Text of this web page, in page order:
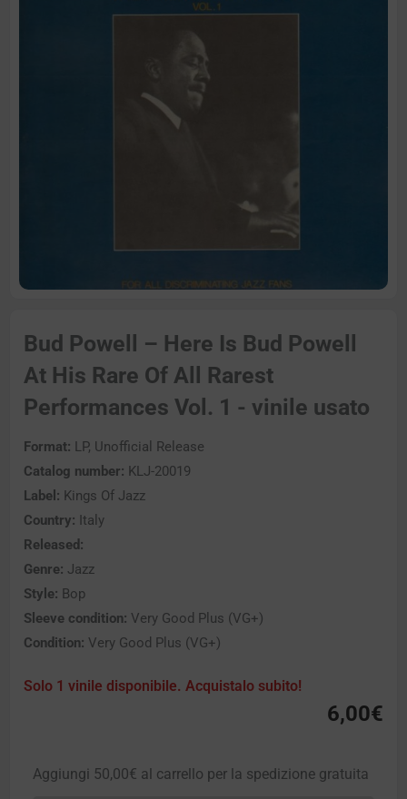
Bud Powell – Here Is Bud Powell
At His Rare Of All Rarest
Performances Vol. 1 - vinile usato
Format: LP, Unofficial Release
Catalog number: KLJ-20019
Label: Kings Of Jazz
Country: Italy
Released:
Genre: Jazz
Style: Bop
Sleeve condition: Very Good Plus (VG+)
Condition: Very Good Plus (VG+)
Solo 1 vinile disponibile. Acquistalo subito!
6,00€
Aggiungi 50,00€ al carrello per la spedizione gratuita